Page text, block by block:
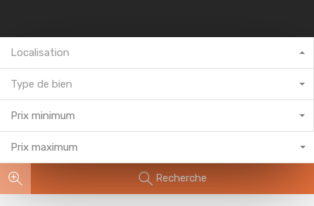
Localisation
Type de bien
Prix minimum
Prix maximum
Recherche